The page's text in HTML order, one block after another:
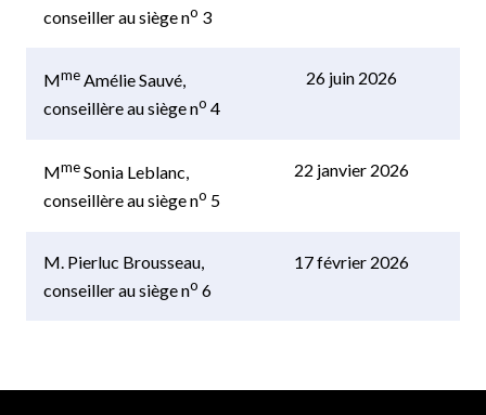
conseiller au siège no 3
MmeAmélie Sauvé,
conseillère au siège no 4
26 juin 2026
MmeSonia Leblanc,
conseillère au siège no 5
22 janvier 2026
M. Pierluc Brousseau,
conseiller au siège no 6
17 février 2026